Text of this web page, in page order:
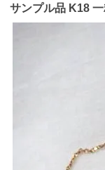
サンプル品 K18